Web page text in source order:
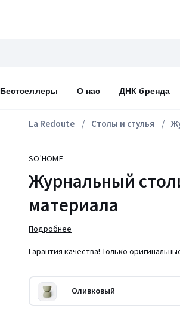
Бестселлеры О нас ДНК бренда
La Redoute Столы и стулья
SO'HOME
Журнальный
материала
Подробнее
Гарантия качества! Только
Оливковый